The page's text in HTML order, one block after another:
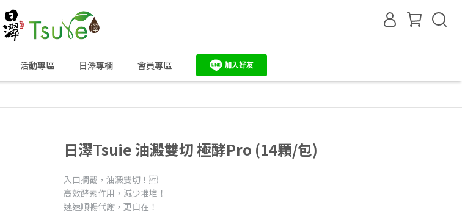
活動專區 日濢專欄 會員專區
日濢Tsuie 油澱雙切 極酵Pro (14顆/包)
入口攔截，油澱雙切！
高效酵素作用，減少堆堆！
速速順暢代謝，更自在！